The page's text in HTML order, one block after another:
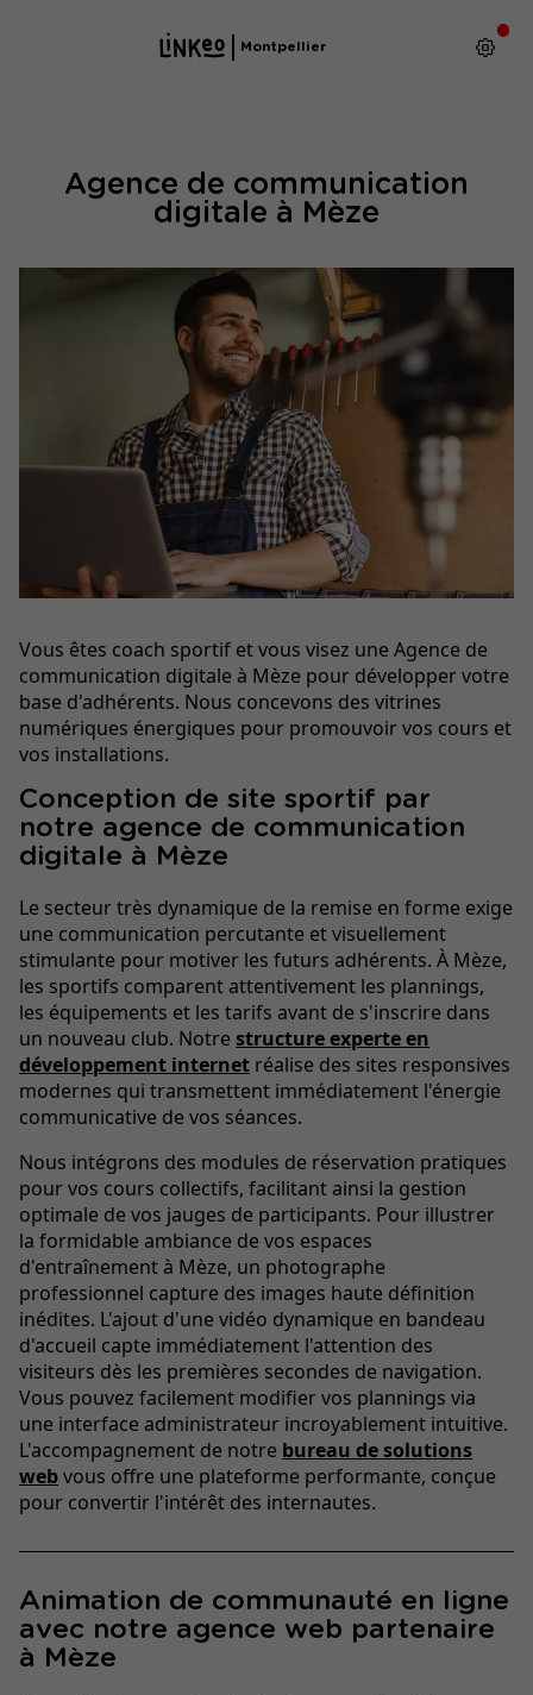
Montpellier
Agence de communication
digitale à Mèze
Vous êtes coach sportif et vous visez une Agence de
communication digitale à Mèze pour développer votre
base d'adhérents. Nous concevons des vitrines
numériques énergiques pour promouvoir vos cours et
vos installations.
Conception de site sportif par
notre agence de communication
digitale à Mèze
Le secteur très dynamique de la remise en forme exige
une communication percutante et visuellement
stimulante pour motiver les futurs adhérents. À Mèze,
les sportifs comparent attentivement les plannings,
les équipements et les tarifs avant de s'inscrire dans
un nouveau club. Notre structure experte en
développement internet réalise des sites responsives
modernes qui transmettent immédiatement l'énergie
communicative de vos séances.
Nous intégrons des modules de réservation pratiques
pour vos cours collectifs, facilitant ainsi la gestion
optimale de vos jauges de participants. Pour illustrer
la formidable ambiance de vos espaces
d'entraînement à Mèze, un photographe
professionnel capture des images haute définition
inédites. L'ajout d'une vidéo dynamique en bandeau
d'accueil capte immédiatement l'attention des
visiteurs dès les premières secondes de navigation.
Vous pouvez facilement modifier vos plannings via
une interface administrateur incroyablement intuitive.
L'accompagnement de notre bureau de solutions
webvous offre une plateforme performante, conçue
pour convertir l'intérêt des internautes.
Animation de communauté en ligne
avec notre agence web partenaire
à Mèze